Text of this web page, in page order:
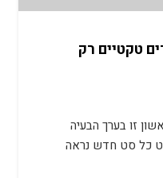
טקטיים רק
זו בערך הבעיה
כל סט חדש נראה